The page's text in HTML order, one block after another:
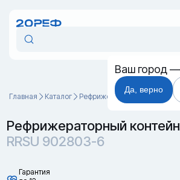
Ваш город —
Да, верно
Главная Каталог Рефрижераторные
Рефрижераторный
RRSU 902803-6
Гарантия